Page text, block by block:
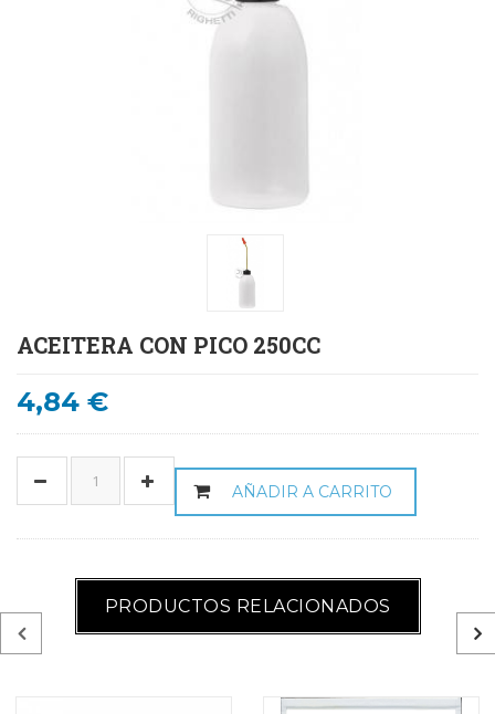
ACEITERA CON PICO 250CC
4,84 €
AÑADIR A CARRITO
PRODUCTOS RELACIONADOS